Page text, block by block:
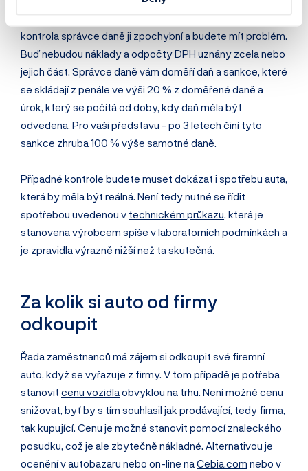
kontrola správce daně ji zpochybní a budete mít problém.
Buď nebudou náklady a odpočty DPH uznány zcela nebo
jejich část. Správce daně vám doměří daň a sankce, které
se skládají z penále ve výši 20 % z doměřené daně a
úrok, který se počítá od doby, kdy daň měla být
odvedena. Pro vaši představu - po 3 letech činí tyto
sankce zhruba 100 % výše samotné daně.
Případné kontrole budete muset dokázat i spotřebu auta,
která by měla být reálná. Není tedy nutné se řídit
spotřebou uvedenou v technickém průkazu, která je
stanovena výrobcem spíše v laboratorních podmínkách a
je zpravidla výrazně nižší než ta skutečná.
Za kolik si auto od firmy
odkoupit
Řada zaměstnanců má zájem si odkoupit své firemní
auto, když se vyřazuje z firmy. V tom případě je potřeba
stanovit cenu vozidlaobvyklou na trhu. Není možné cenu
snižovat, byť by s tím souhlasil jak prodávající, tedy firma,
tak kupující. Cenu je možné stanovit pomocí znaleckého
posudku, což je ale zbytečně nákladné. Alternativou je
ocenění v autobazaru nebo on-line naCebia.com nebo v